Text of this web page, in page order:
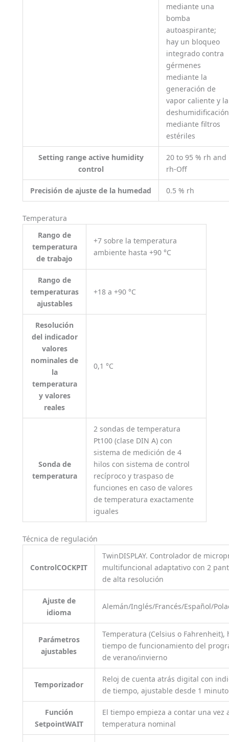
mediante una
bomba
autoaspirante;
hay un bloqueo
integrado contra
gérmenes
mediante la
generación de
vapor caliente y la
deshumidificación
mediante filtros
estériles
Setting range active humidity
control
20 to 95 % rh and
rh-Off
Precisión de ajuste de la humedad 0.5 % rh
Temperatura
Rango de
temperatura
de trabajo
+7 sobre la temperatura
ambiente hasta +90 °C
Rango de
temperaturas
ajustables
+18 a +90 °C
Resolución
del indicador
valores
nominales de
la
temperatura
y valores
reales
0,1 °C
Sonda de
temperatura
2 sondas de temperatura
Pt100 (clase DIN A) con
sistema de medición de 4
hilos con sistema de control
recíproco y traspaso de
funciones en caso de valores
de temperatura exactamente
iguales
Técnica de regulación
ControlCOCKPIT
TwinDISPLAY. Controlador de
multifuncional adaptativo con 2
de alta resolución
Ajuste de
idioma
Alemán/Inglés/Francés/Español/
Parámetros
ajustables
Temperatura (Celsius o
tiempo de funcionamiento del
de verano/invierno
Temporizador
Reloj de cuenta atrás digital con
de tiempo, ajustable desde 1
Función
SetpointWAIT
El tiempo empieza a contar una vez
temperatura nominal